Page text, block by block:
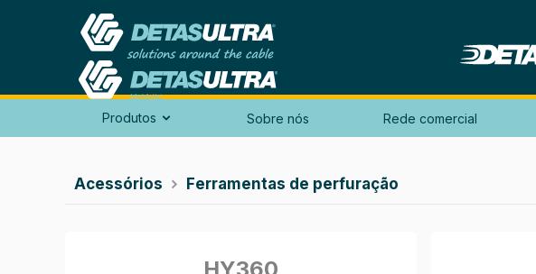
Produtos  Sobre nós Rede comercial
Acessórios  Ferramentas de perfuração